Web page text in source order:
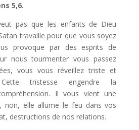
5,6.
pas que les enfants de Dieu
travaille pour que vous soyez
provoque par des esprits de
nous tourmenter vous passez
vous vous réveillez triste et
Cette tristesse engendre la
Il vous vient une
non, elle allume le feu dans vos
destructions de nos relations.